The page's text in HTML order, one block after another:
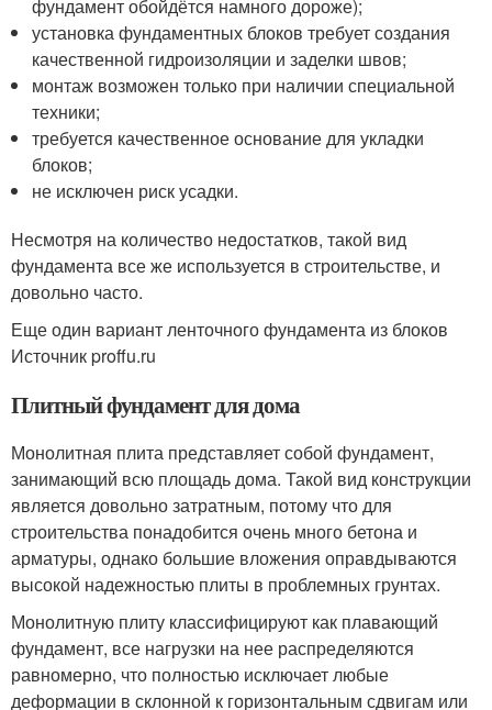
фундамент обойдётся намного дороже);
установка фундаментных блоков требует создания
качественной гидроизоляции и заделки швов;
монтаж возможен только при наличии специальной
техники;
требуется качественное основание для укладки
блоков;
не исключен риск усадки.
Несмотря на количество недостатков, такой вид
фундамента все же используется в строительстве, и
довольно часто.
Еще один вариант ленточного фундамента из блоков
Источник proffu.ru
Плитный фундамент для дома
Монолитная плита представляет собой фундамент,
занимающий всю площадь дома. Такой вид конструкции
является довольно затратным, потому что для
строительства понадобится очень много бетона и
арматуры, однако большие вложения оправдываются
высокой надежностью плиты в проблемных грунтах.
Монолитную плиту классифицируют как плавающий
фундамент, все нагрузки на нее распределяются
равномерно, что полностью исключает любые
деформации в склонной к горизонтальным сдвигам или